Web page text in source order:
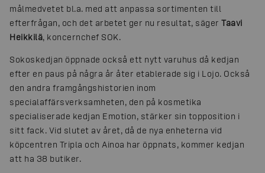
målmedvetet bl.a. med att anpassa sortimenten till
efterfrågan, och det arbetet ger nu resultat, säger Taavi
Heikkilä, koncernchef SOK.
Sokoskedjan öppnade också ett nytt varuhus då kedjan
efter en paus på några år åter etablerade sig i Lojo. Också
den andra framgångshistorien inom
specialaffärsverksamheten, den på kosmetika
specialiserade kedjan Emotion, stärker sin topposition i
sitt fack. Vid slutet av året, då de nya enheterna vid
köpcentren Tripla och Ainoa har öppnats, kommer kedjan
att ha 38 butiker.